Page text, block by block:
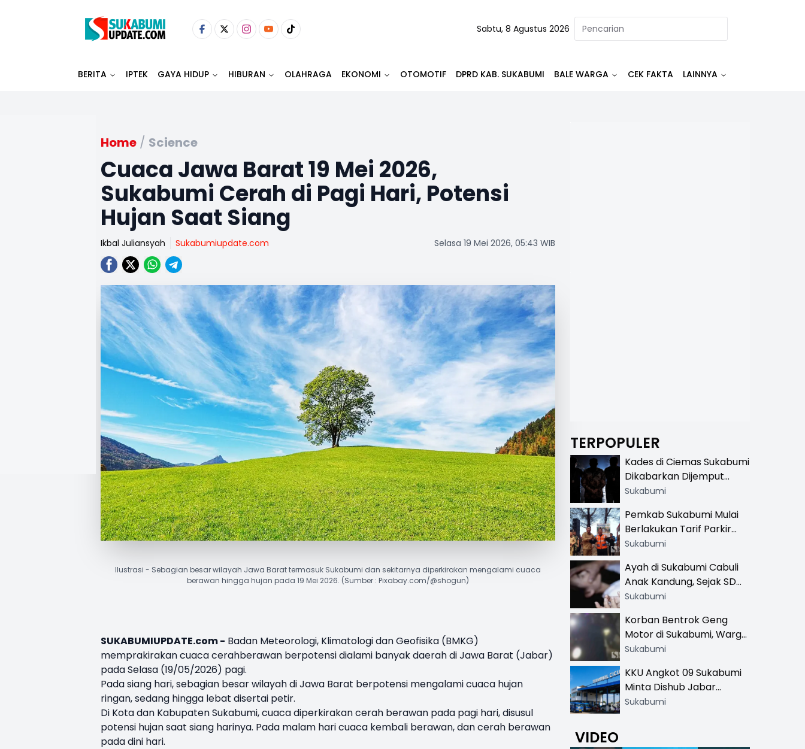
Sabtu, 8 Agustus 2026
BERITA IPTEK GAYA HIDUP HIBURAN OLAHRAGA EKONOMI OTOMOTIF DPRD KAB. SUKABUMI BALE WARGA CEK FAKTA LAINNYA
Home / Science
Cuaca Jawa Barat 19 Mei 2026,
Sukabumi Cerah di Pagi Hari, Potensi
Hujan Saat Siang
Ikbal Juliansyah Sukabumiupdate.com Selasa 19 Mei 2026, 05:43 WIB
Ilustrasi - Sebagian besar wilayah Jawa Barat termasuk Sukabumi dan sekitarnya diperkirakan mengalami cuaca
berawan hingga hujan pada 19 Mei 2026. (Sumber : Pixabay.com/@shogun)
SUKABUMIUPDATE.com - Badan Meteorologi, Klimatologi dan Geofisika (BMKG)
memprakirakan cuaca cerahberawan berpotensi dialami banyak daerah di Jawa Barat (Jabar)
pada Selasa (19/05/2026) pagi.
Pada siang hari, sebagian besar wilayah di Jawa Barat berpotensi mengalami cuaca hujan
ringan, sedang hingga lebat disertai petir.
Di Kota dan Kabupaten Sukabumi, cuaca diperkirakan cerah berawan pada pagi hari, disusul
potensi hujan saat siang harinya. Pada malam hari cuaca kembali berawan, dan cerah berawan
pada dini hari.
TERPOPULER
Kades di Ciemas Sukabumi
Dikabarkan Dijemput
Satnarkoba, Polisi
Sukabumi
Pemkab Sukabumi Mulai
Berlakukan Tarif Parkir
Resmi di 13 Lokasi Wisata,
Khusus
Sukabumi
Ayah di Sukabumi Cabuli
Anak Kandung, Sejak SD
Hingga SMA
Sukabumi
Korban Bentrok Geng
Motor di Sukabumi, Warga
dan Sopir Tangki
Sukabumi
KKU Angkot 09 Sukabumi
Minta Dishub Jabar
Tertibkan Trayek Ciawi-
Sukabumi
VIDEO